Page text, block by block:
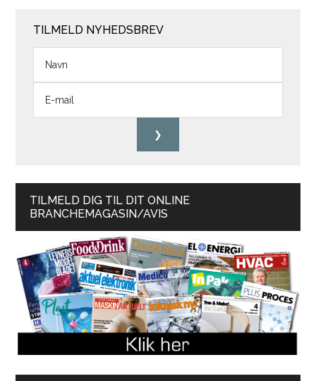
TILMELD NYHEDSBREV
TILMELD DIG TIL DIT ONLINE
BRANCHEMAGASIN/AVIS